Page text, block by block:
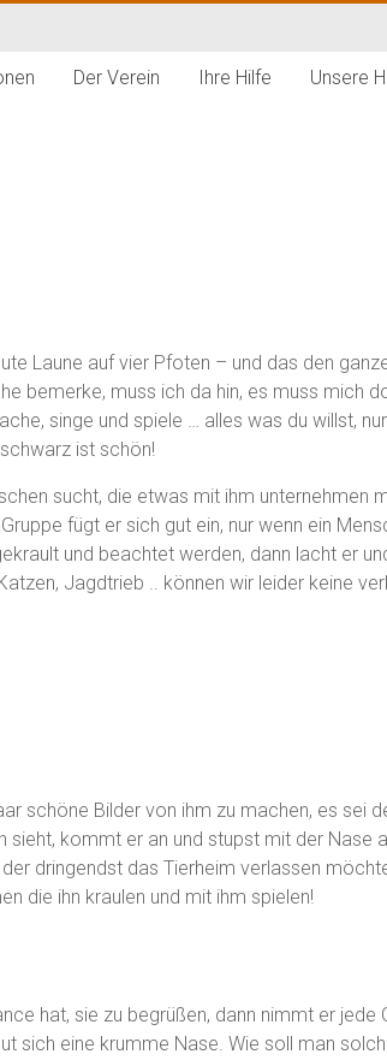
Der Verein Ihre Hilfe Unsere
Laune auf vier Pfoten – und das den
bemerke, muss ich da hin, es muss mich
singe und spiele … alles was du willst,
ist schön!
sucht, die etwas mit ihm unternehmen
fügt er sich gut ein, nur wenn ein
und beachtet werden, dann lacht er
Jagdtrieb .. können wir leider keine
schöne Bilder von ihm zu machen, es sei
sieht, kommt er an und stupst mit der Nase
dringendst das Tierheim verlassen
die ihn kraulen und mit ihm spielen!
hat, sie zu begrüßen, dann nimmt er jede
sich eine krumme Nase. Wie soll man